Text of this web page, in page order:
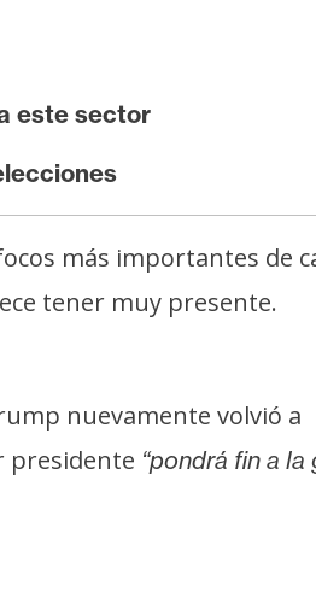
este sector
más importantes de
tener muy presente.
nuevamente volvió a
presidente “pondrá fin a la